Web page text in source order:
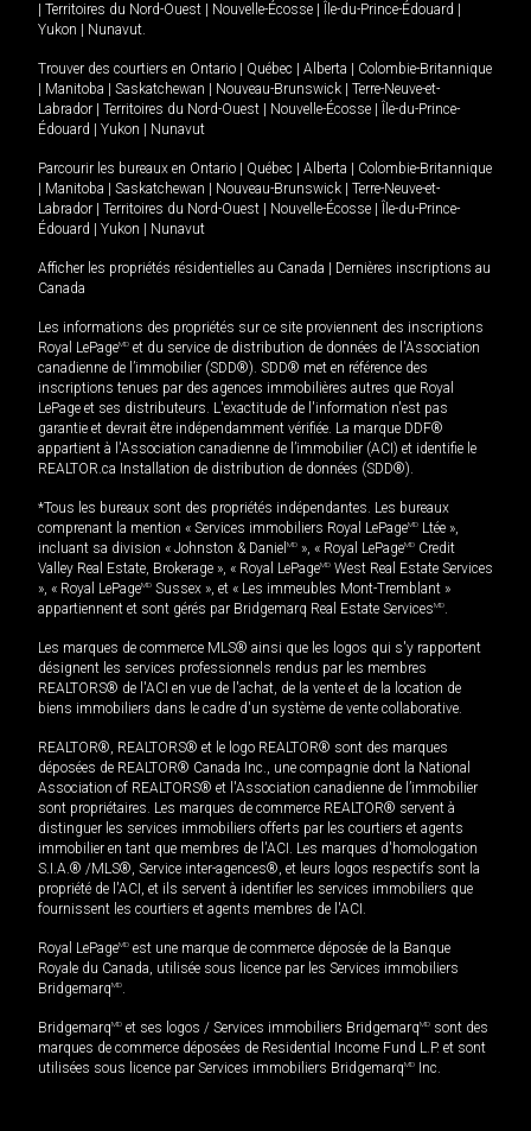
Territoires du Nord-Ouest Nouvelle-Écosse Île-du-Prince-Édouard
Yukon
Nunavut.
Trouver des courtiers en Ontario Québec Alberta
Colombie-Britannique
Manitoba Saskatchewan Nouveau-Brunswick
Terre-Neuve-et-
Labrador
Territoires du Nord-Ouest Nouvelle-Écosse
Île-du-Prince-
Édouard
Yukon Nunavut
Parcourir les bureaux en Ontario Québec Alberta
Colombie-Britannique
Manitoba Saskatchewan Nouveau-Brunswick
Terre-Neuve-et-
Labrador
Territoires du Nord-Ouest Nouvelle-Écosse
Île-du-Prince-
Édouard
Yukon Nunavut
Afficher les propriétés résidentielles au Canada
Dernières inscriptions au
Canada
Les informations des propriétés sur ce site proviennent des inscriptions
Royal LePageMD et du service de distribution de données de l'Association
canadienne de l’immobilier (SDD®). SDD® met en référence des
inscriptions tenues par des agences immobilières autres que Royal
LePage et ses distributeurs. L'exactitude de l'information n'est pas
garantie et devrait être indépendamment vérifiée. La marque DDF®
appartient à l'Association canadienne de l’immobilier (ACI) et identifie le
REALTOR.ca Installation de distribution de données (SDD®).
*Tous les bureaux sont des propriétés indépendantes. Les bureaux
comprenant la mention « Services immobiliers Royal LePageMD Ltée »,
incluant sa division « Johnston & Daniel MD », « Royal LePageMD Credit
Valley Real Estate, Brokerage », « Royal LePageMD West Real Estate Services
», « Royal LePageMD Sussex », et « Les immeubles Mont-Tremblant »
appartiennent et sont gérés par Bridgemarq Real Estate ServicesMD.
Les marques de commerce MLS® ainsi que les logos qui s'y rapportent
désignent les services professionnels rendus par les membres
REALTORS® de l'ACI en vue de l'achat, de la vente et de la location de
biens immobiliers dans le cadre d'un système de vente collaborative.
REALTOR®, REALTORS® et le logo REALTOR® sont des marques
déposées de REALTOR® Canada Inc., une compagnie dont la National
Association of REALTORS® et l'Association canadienne de l’immobilier
sont propriétaires. Les marques de commerce REALTOR® servent à
distinguer les services immobiliers offerts par les courtiers et agents
immobilier en tant que membres de l'ACI. Les marques d'homologation
S.I.A.® /MLS®, Service inter-agences®, et leurs logos respectifs sont la
propriété de l'ACI, et ils servent à identifier les services immobiliers que
fournissent les courtiers et agents membres de l'ACI.
Royal LePageMD est une marque de commerce déposée de la Banque
Royale du Canada, utilisée sous licence par les Services immobiliers
BridgemarqMD.
BridgemarqMD et ses logos / Services immobiliers BridgemarqMD sont des
marques de commerce déposées de Residential Income Fund L.P. et sont
utilisées sous licence par Services immobiliers BridgemarqMD Inc.